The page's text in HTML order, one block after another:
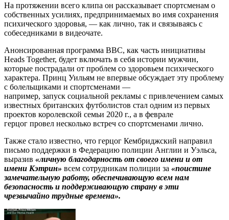
На протяжении всего клипа он рассказывает спортсменам о
собственных усилиях, предпринимаемых во имя сохранения
психического здоровья, — как лично, так и связываясь с
собеседниками в видеочате.
Анонсированная программа BBC, как часть инициативы
Heads Together, будет включать в себя истории мужчин,
которые пострадали от проблем со здоровьем психического
характера. Принц Уильям не впервые обсуждает эту проблему
с болельщиками и спортсменами —
например, запуск социальной рекламы с привлечением самых
известных британских футболистов стал одним из первых
проектов королевской семьи 2020 г., а в феврале
герцог провел несколько встреч со спортсменами лично.
Также стало известно, что герцог Кембриджский направил
письмо поддержки в Федерацию полиции Англии и Уэльса,
выразив «личную благодарность от своего имени и от
имени Кэтрин» всем сотрудникам полиции за «поистине
замечательную работу, обеспечивающую всем нам
безопасность и поддерживающую страну в эти
чрезвычайно трудные времена».